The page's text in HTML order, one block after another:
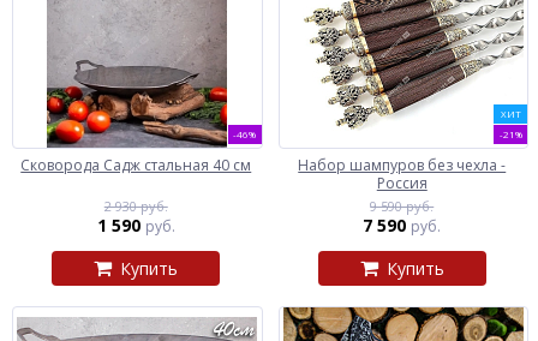
-46%
Сковорода Садж стальная 40 см
2 930 руб.
1 590 руб.
Купить
ХИТ
-21%
Набор шампуров без чехла -
Россия
9 590 руб.
7 590 руб.
Купить